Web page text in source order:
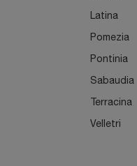
Latina
Pomezia
Pontinia
Sabaudia
Terracina
Velletri